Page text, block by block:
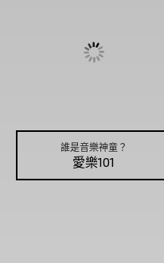
誰是音樂神童？
愛樂101